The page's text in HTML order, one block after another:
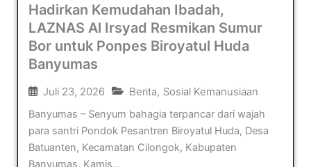
Hadirkan Kemudahan Ibadah,
LAZNAS Al Irsyad Resmikan Sumur
Bor untuk Ponpes Biroyatul Huda
Banyumas
Juli 23, 2026 Berita, Sosial Kemanusiaan
Banyumas – Senyum bahagia terpancar dari wajah
para santri Pondok Pesantren Biroyatul Huda, Desa
Batuanten, Kecamatan Cilongok, Kabupaten
Banyumas, Kamis...